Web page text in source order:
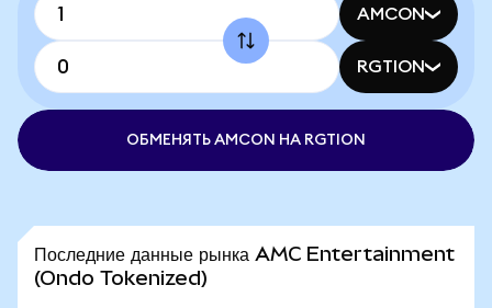
AMCON
RGTION
ОБМЕНЯТЬ AMCON НА RGTION
Последние данные рынка AMC Entertainment
(Ondo Tokenized)